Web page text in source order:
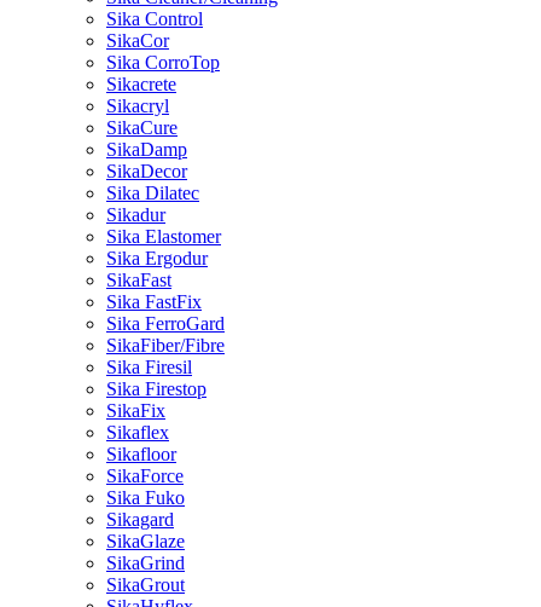
Sika Control
SikaCor
Sika CorroTop
Sikacrete
Sikacryl
SikaCure
SikaDamp
SikaDecor
Sika Dilatec
Sikadur
Sika Elastomer
Sika Ergodur
SikaFast
Sika FastFix
Sika FerroGard
SikaFiber/Fibre
Sika Firesil
Sika Firestop
SikaFix
Sikaflex
Sikafloor
SikaForce
Sika Fuko
Sikagard
SikaGlaze
SikaGrind
SikaGrout